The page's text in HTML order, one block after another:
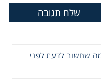
שחשוב לדעת לפני